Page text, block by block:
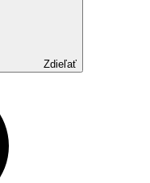
Zdieľať